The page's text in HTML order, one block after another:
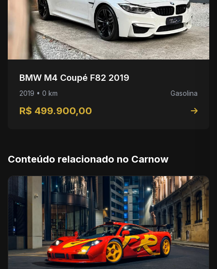
BMW M4 Coupé F82 2019
2019 • 0 km Gasolina
R$ 499.900,00
Conteúdo relacionado no Carnow